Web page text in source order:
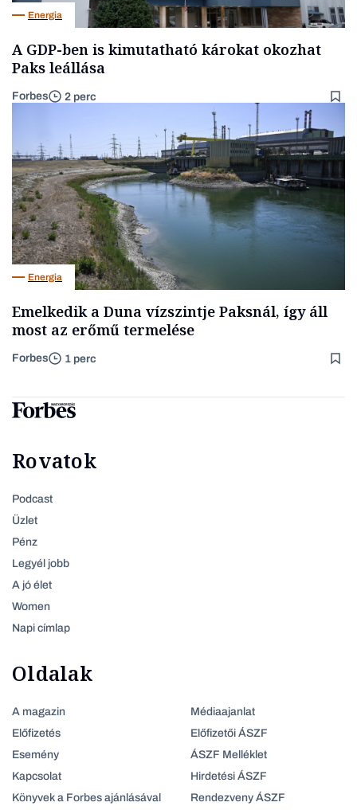
Energia
A GDP-ben is kimutatható károkat okozhat
Paks leállása
Forbes 2 perc
Energia
Emelkedik a Duna vízszintje Paksnál, így áll
most az erőmű termelése
Forbes 1 perc
Rovatok
Podcast
Üzlet
Pénz
Legyél jobb
A jó élet
Women
Napi címlap
Oldalak
A magazin
Előfizetés
Esemény
Kapcsolat
Könyvek a Forbes ajánlásával
Médiaajanlat
Előfizetői ÁSZF
ÁSZF Melléklet
Hirdetési ÁSZF
Rendezveny ÁSZF